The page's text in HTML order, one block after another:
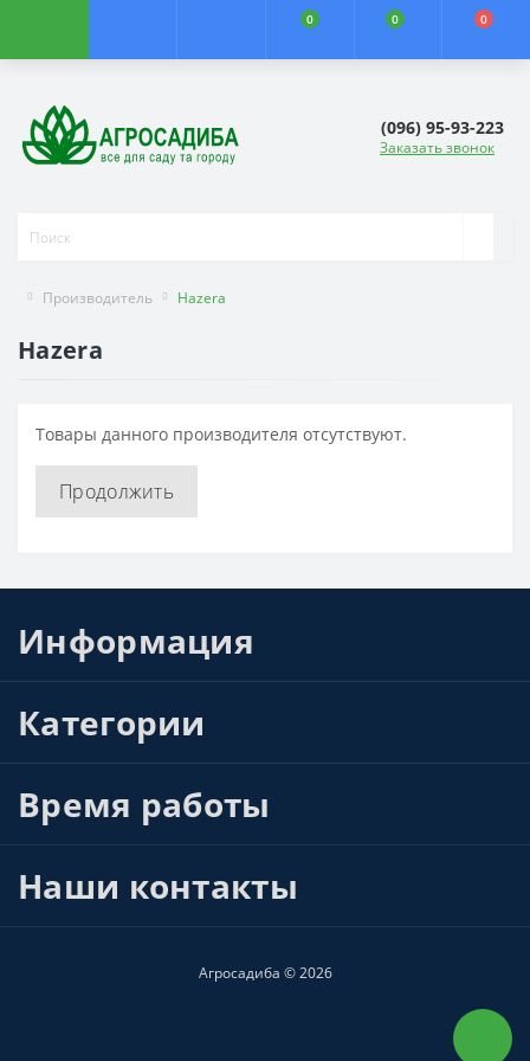
0 0 0
(096) 95-93-223
Заказать звонок
Производитель Hazera
Hazera
Товары данного производителя отсутствуют.
Продолжить
Информация
Категории
Время работы
Наши контакты
Агросадиба © 2026